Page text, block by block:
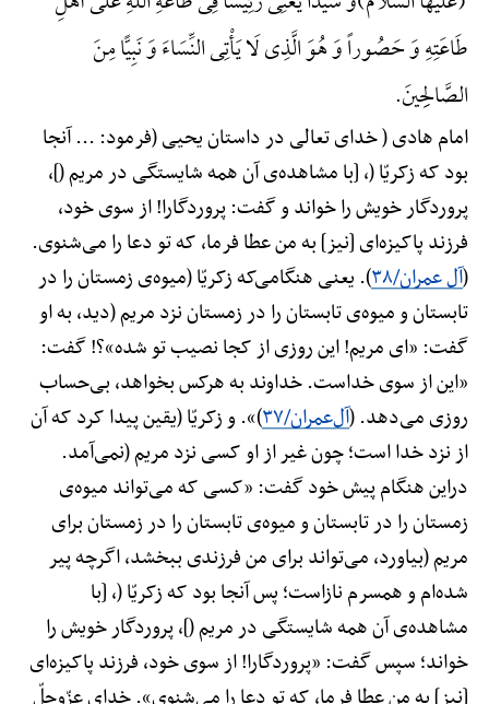
طَاعَتِهِ وَ حَصُوراً وَ هُوَ الَّذِی لَا یَأْتِی النِّسَاءَ وَ نَبِیًّا مِنَ
الصَّالِحِینَ.
امام هادی ( خدای تعالی در داستان یحیی (فرمود: ... آنجا
بود که زکریّا (، [با مشاهده‌ی آن همه شایستگی در مریم (]،
پروردگار خویش را خواند و گفت: پروردگارا! از سوی خود،
فرزند پاکیزه‌ای [نیز] به من عطا فرما، که تو دعا را می‌شنوی.
(آل عمران/۳۸
). یعنی هنگامی‌که زکریّا (میوه‌ی زمستان را در
تابستان و میوه‌ی تابستان را در زمستان نزد مریم (دید، به او
گفت: «ای مریم! این روزی از کجا نصیب تو شده»؟! گفت:
«این از سوی خداست. خداوند به هرکس بخواهد، بی‌حساب
روزی می‌دهد. (آل‌عمران/۳۷
)». و زکریّا (یقین پیدا کرد که آن
از نزد خدا است؛ چون غیر از او کسی نزد مریم (نمی‌آمد.
دراین هنگام پیش خود گفت: «کسی که می‌تواند میوه‌ی
زمستان را در تابستان و میوه‌ی تابستان را در زمستان برای
مریم (بیاورد، می‌تواند برای من فرزندی ببخشد، اگرچه پیر
شده‌ام و همسرم نازاست؛ پس آنجا بود که زکریّا (، [با
مشاهده‌ی آن همه شایستگی در مریم (]، پروردگار خویش را
خواند؛ سپس گفت: «پروردگارا! از سوی خود، فرزند پاکیزه‌ای